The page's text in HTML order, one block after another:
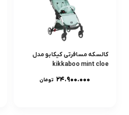
كالسكه مسافرتی کیکابو مدل
kikkaboo mint cloe
۲۴.۹۰۰.۰۰۰ تومان